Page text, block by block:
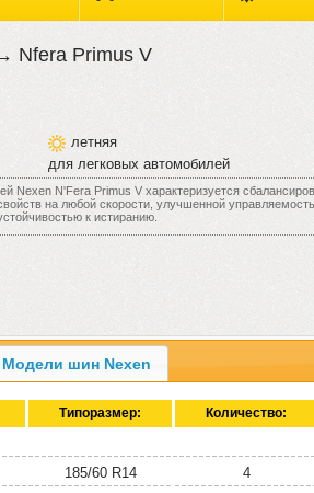
Nfera Primus V
летняя
для легковых автомобилей
Nexen N'Fera Primus V характеризуется
на любой скорости, улучшенной
к истиранию.
Модели шин Nexen
Типоразмер: Количество:
185/60 R14 4